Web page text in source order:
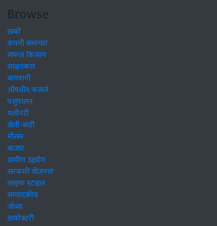
Browse
खबरें
कंपनी समाचार
सफल किसान
साक्षात्कार
बागवानी
औषधीय फसलें
पशुपालन
मशीनरी
खेती-बाड़ी
मौसम
बाजार
ग्रामीण उद्द्योग
सरकारी योजनाएं
लाइफ स्टाइल
सम्पादकीय
जॉब्स
डायरेक्टरी